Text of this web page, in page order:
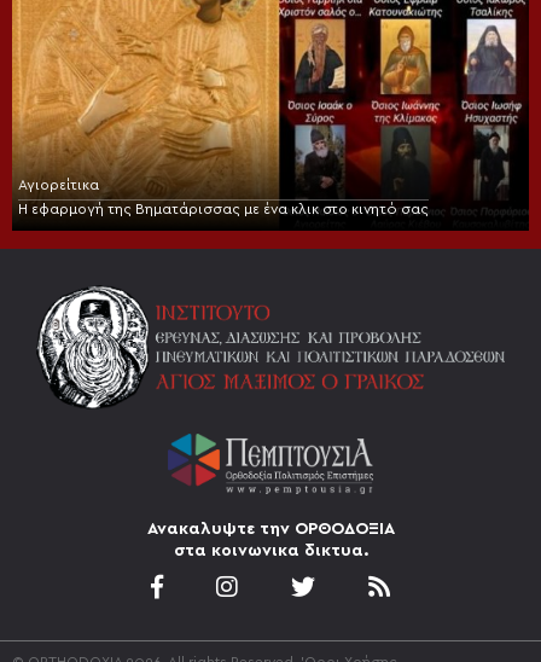
Αγιορείτικα
Η εφαρμογή της Βηματάρισσας με ένα κλικ στο κινητό σας
Ανακαλυψτε την ΟΡΘΟΔΟΞΙΑ
στα κοινωνικα δικτυα.